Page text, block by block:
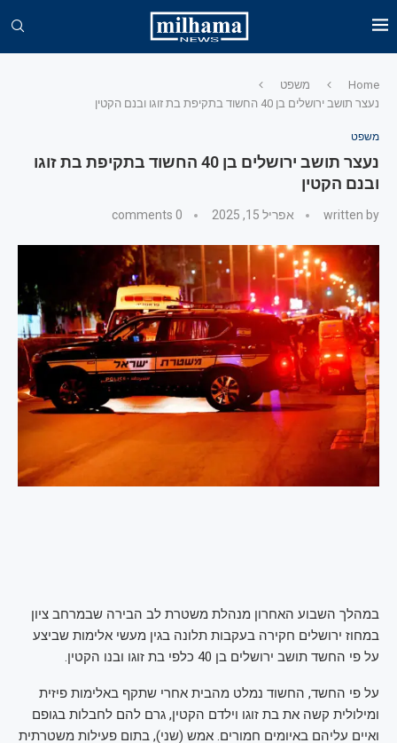
Home
משפט
נעצר תושב ירושלים בן 40 החשוד בתקיפת בת זוגו ובנם הקטין
משפט
נעצר תושב ירושלים בן 40 החשוד בתקיפת בת זוגו
ובנם הקטין
written by אפריל 15, 2025 0 comments
במהלך השבוע האחרון מנהלת משטרת לב הבירה שבמרחב ציון
במחוז ירושלים חקירה בעקבות תלונה בגין מעשי אלימות שביצע
על פי החשד תושב ירושלים בן 40 כלפי בת זוגו ובנו הקטין.
על פי החשד, החשוד נמלט מהבית אחרי שתקף באלימות פיזית
ומילולית קשה את בת זוגו וילדם הקטין, גרם להם לחבלות בגופם
ואיים עליהם באיומים חמורים. אמש (שני), בתום פעילות משטרתית